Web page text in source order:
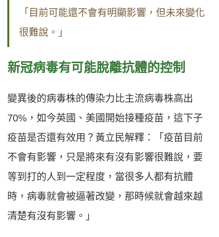
「目前可能還不會有明顯影響，但未來變化
很難說。」
新冠病毒有可能脫離抗體的控制
變異後的病毒株的傳染力比主流病毒株高出
70%，如今英國、美國開始接種疫苗，這下子
疫苗是否還有效用？黃立民解釋：「疫苗目前
不會有影響，只是將來有沒有影響很難說，要
等到打的人到一定程度，當很多人都有抗體
時，病毒就會被逼著改變，那時候就會越來越
清楚有沒有影響。」